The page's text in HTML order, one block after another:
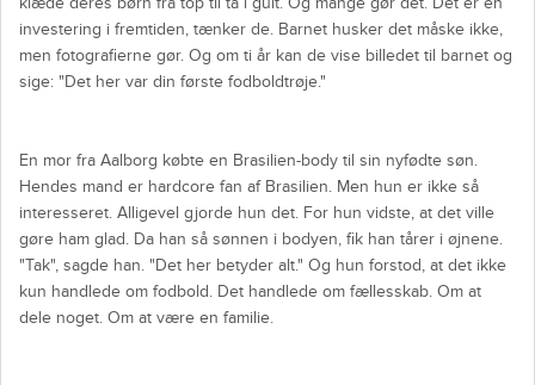
investering i fremtiden, tænker de. Barnet husker det måske ikke,
men fotografierne gør. Og om ti år kan de vise billedet til barnet og
sige: "Det her var din første fodboldtrøje."
En mor fra Aalborg købte en Brasilien-body til sin nyfødte søn.
Hendes mand er hardcore fan af Brasilien. Men hun er ikke så
interesseret. Alligevel gjorde hun det. For hun vidste, at det ville
gøre ham glad. Da han så sønnen i bodyen, fik han tårer i øjnene.
"Tak", sagde han. "Det her betyder alt." Og hun forstod, at det ikke
kun handlede om fodbold. Det handlede om fællesskab. Om at
dele noget. Om at være en familie.